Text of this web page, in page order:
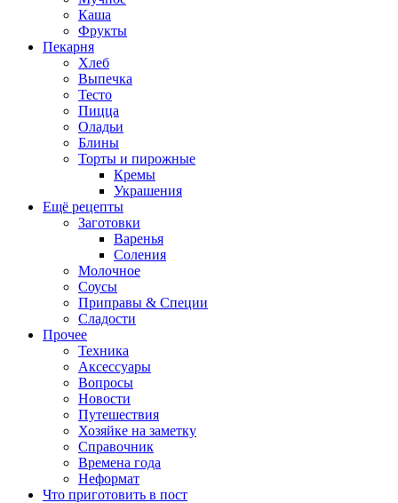
Каша
Фрукты
Пекарня
Хлеб
Выпечка
Тесто
Пицца
Оладьи
Блины
Торты и пирожные
Кремы
Украшения
Ещё рецепты
Заготовки
Варенья
Соления
Молочное
Соусы
Приправы & Специи
Сладости
Прочее
Техника
Аксессуары
Вопросы
Новости
Путешествия
Хозяйке на заметку
Справочник
Времена года
Неформат
Что приготовить в пост